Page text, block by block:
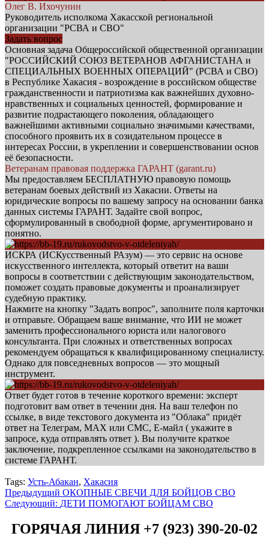
Олег В. Ихочунин
Руководитель исполкома Хакасской региональной
организации "РСВА и СВО"
Задать вопрос
Основная задача Общероссийской общественной организации
"РОССИЙСКИЙ СОЮЗ ВЕТЕРАНОВ АФГАНИСТАНА и
СПЕЦИАЛЬНЫХ ВОЕННЫХ ОПЕРАЦИЙ" (РСВА и СВО)
в Республике Хакасия - возрождение в российском обществе
гражданственности и патриотизма как важнейших духовно-
нравственных и социальных ценностей, формирование и
развитие подрастающего поколения, обладающего
важнейшими активными социально значимыми качествами,
способного проявить их в созидательном процессе в
интересах России, в укреплении и совершенствовании основ
её безопасности.
Ветеранам правовая поддержка ГАРАНТ (garant.ru)
Мы предоставляем БЕСПЛАТНУЮ правовую помощь
ветеранам боевых действий из Хакасии. Ответы на
юридические вопросы по вашему запросу на основании банка
данных системы ГАРАНТ. Задайте свой вопрос,
сформулированный в свободной форме, аргументировано и
понятно.
ИСКРА (ИСКусственный РАзум) — это сервис на основе
искусственного интеллекта, который ответит на ваши
вопросы в соответствии с действующим законодательством,
поможет создать правовые документы и проанализирует
судебную практику.
Нажмите на кнопку "Задать вопрос", заполните поля карточки
и отправьте. Обращаем ваше внимание, что ИИ не может
заменить профессионального юриста или налогового
консультанта. При сложных и ответственных вопросах
рекомендуем обращаться к квалифицированному специалисту.
Однако для повседневных вопросов — это мощный
инструмент.
Ответ будет готов в течение короткого времени: эксперт
подготовит вам ответ в течении дня. На ваш телефон по
ссылке, в виде текстового документа из "Облака" придёт
ответ на Телеграм, МАХ или СМС, Е-майл ( укажите в
запросе, куда отправлять ответ ). Вы получите краткое
заключение, подкрепленное ссылками на законодательство в
системе ГАРАНТ.
Tags: Усть-Абакан, Хакасия
Навигация
записи
Предыдущий ОКОПНЫЕ СВЕЧИ ДЛЯ БОЙЦОВ СВО
Следующий: ДЕТИ ПОМОГАЮТ БОЙЦАМ СВО
ГОРЯЧАЯ ЛИНИЯ +7 (923) 390-20-02